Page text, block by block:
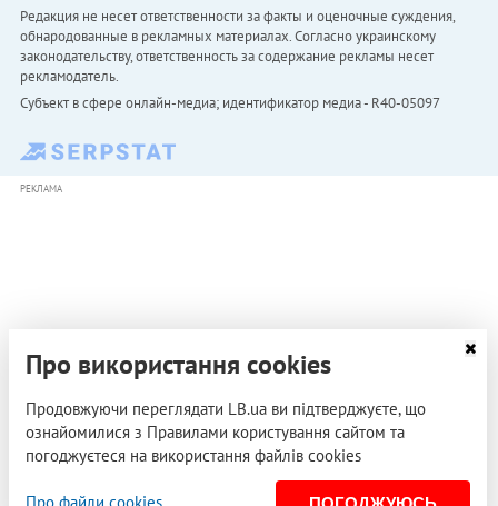
Редакция не несет ответственности за факты и оценочные суждения,
обнародованные в рекламных материалах. Согласно украинскому
законодательству, ответственность за содержание рекламы несет
рекламодатель.
Субъект в сфере онлайн-медиа; идентификатор медиа - R40-05097
РЕКЛАМА
Про використання cookies
Продовжуючи переглядати LB.ua ви підтверджуєте, що
ознайомилися з Правилами користування сайтом та
погоджуєтеся на використання файлів cookies